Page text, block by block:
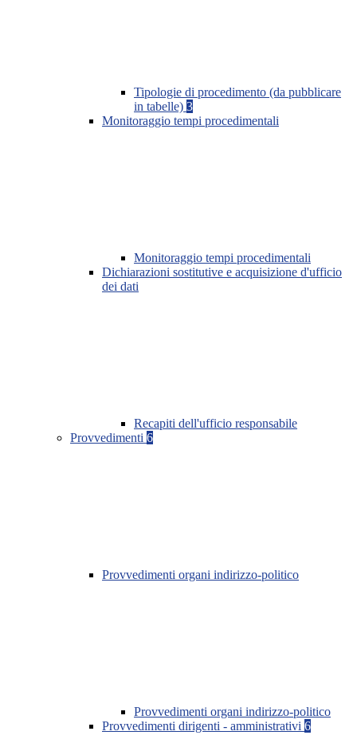
Tipologie di procedimento (da pubblicare
in tabelle) 3
Monitoraggio tempi procedimentali
Monitoraggio tempi procedimentali
Dichiarazioni sostitutive e acquisizione d'ufficio
dei dati
Recapiti dell'ufficio responsabile
Provvedimenti 6
Provvedimenti organi indirizzo-politico
Provvedimenti organi indirizzo-politico
Provvedimenti dirigenti - amministrativi 6